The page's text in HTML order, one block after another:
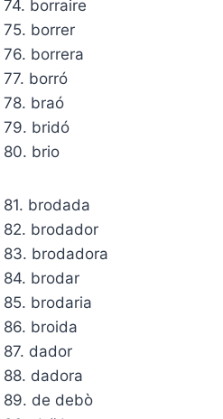
74. borraire
75. borrer
76. borrera
77. borró
78. braó
79. bridó
80. brio
81. brodada
82. brodador
83. brodadora
84. brodar
85. brodaria
86. broida
87. dador
88. dadora
89. de debò